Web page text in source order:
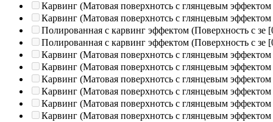
Карвинг (Матовая поверхнотсь с глянцевым эффектом
Карвинг (Матовая поверхнотсь с глянцевым эффектом
Полированная c карвинг эффектом (Поверхность с зе
Полированная c карвинг эффектом (Поверхность с зе
Карвинг (Матовая поверхнотсь с глянцевым эффектом
Карвинг (Матовая поверхнотсь с глянцевым эффектом
Карвинг (Матовая поверхнотсь с глянцевым эффектом
Карвинг (Матовая поверхнотсь с глянцевым эффектом
Карвинг (Матовая поверхнотсь с глянцевым эффектом
Карвинг (Матовая поверхнотсь с глянцевым эффектом